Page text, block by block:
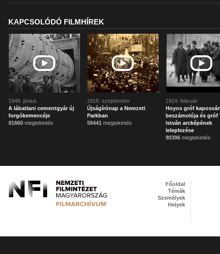
KAPCSOLÓDÓ FILMHÍREK
1948. június
A lábatlani cementgyár új
forgókemencéje
81660 megtekintés
1918. szeptember
Újságírónap a Nemzeti
Parkban
59441 megtekintés
1924. február
Hoyos gróf
beszámolója és gróf
István arcképének
leleplezése
80396 megtekintés
Főoldal
Témák
Személyek
Helyek